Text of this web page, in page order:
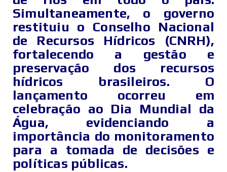
Simultaneamente, o governo
restituiu o Conselho Nacional
de Recursos Hídricos (CNRH),
fortalecendo a gestão e
preservação dos recursos
hídricos brasileiros. O
lançamento ocorreu em
celebração ao Dia Mundial da
Água, evidenciando a
importância do monitoramento
para a tomada de decisões e
políticas públicas.